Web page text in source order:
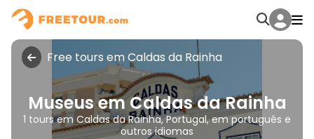
Free tours em Caldas da Rainha
Museus em Caldas da Rainha
1 tours em Caldas da Rainha, Portugal, em português e
outros idiomas